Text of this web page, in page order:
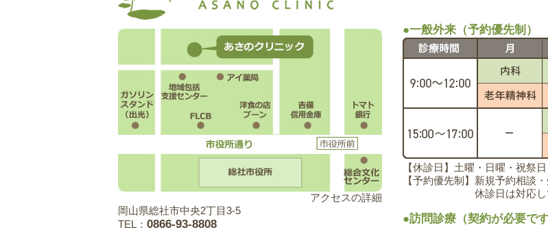
アクセスの詳細
岡山県総社市中央2丁目3-5
TEL： 0866-93-8808
●一般外来（予約優先制）
【休診日】土曜・日曜・祝祭日
【予約優先制】新規予約相談
休診日は対応
●訪問診療（契約が必要で